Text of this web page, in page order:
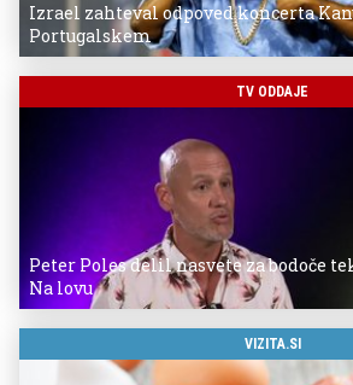
Izrael zahteval odpoved koncerta
Portugalskem
TV ODDAJE
Peter Poles delil nasvete za bodoče
Na lovu
VIZITA.SI